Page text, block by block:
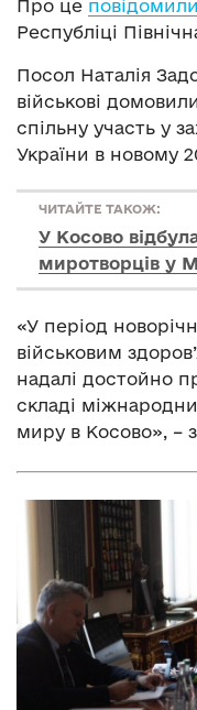
Про це повідомили
Республіці
Посол Наталія
військові
спільну участь у
України в новому
ЧИТАЙТЕ ТАКОЖ:
У Косово
миротворців у
«У період
військовим
надалі достойно
складі
миру в Косово», –